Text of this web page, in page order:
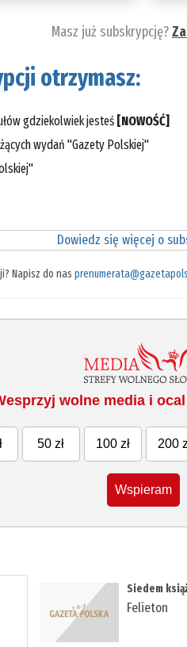
Masz już subskrypcję?
otrzymasz:
gdziekolwiek jesteś [NOWOŚĆ]
wydań "Gazety Polskiej"
Dowiedz się więcej o
Napisz do nas
wolne media i
50 zł 100 zł 200
Wspieram
Siedem
Felieton